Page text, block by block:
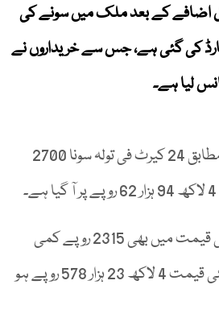
اضافے کے بعد ملک میں سونے کی
کی گئی ہے، جس سے خریداروں نے
لیا ہے۔
جیولرز ایسوسی ایشن کے مطابق 24 کیرٹ فی تولہ سونا 2700
اسی طرح 10 گرام سونے کی قیمت میں بھی 2315 روپے کمی
ہوئی ہے، جس کے بعد نئی قیمت 4 لاکھ 23 ہزار 578 روپے ہو